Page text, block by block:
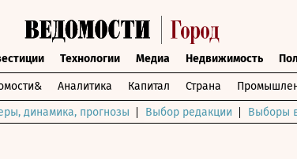
Технологии Медиа Недвижимость
Аналитика Капитал Страна
динамика, прогнозы Выбор редакции Выборы